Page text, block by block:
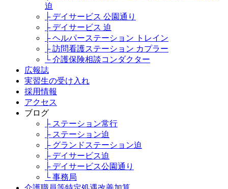
迫
├ デイサービス 公園通り
├ デイサービス 迫
├ ヘルパーステーション トレイン
├ 訪問看護ステーション カプラー
└ 介護保険相談コンダクター
広報誌
実習生の受け入れ
採用情報
アクセス
ブログ
├ ステーション常行
├ ステーション迫
├ グランドステーション迫
├ デイサービス迫
├ デイサービス公園通り
└ 事務局